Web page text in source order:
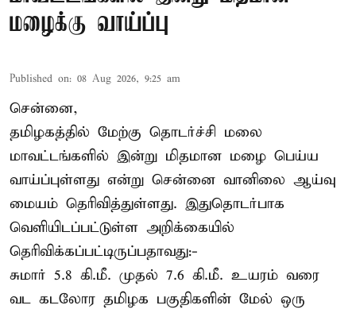
மழைக்கு வாய்ப்பு
Published on: 08 Aug 2026, 9:25 am
சென்னை,
தமிழகத்தில் மேற்கு தொடர்ச்சி மலை
மாவட்டங்களில் இன்று மிதமான மழை பெய்ய
வாய்ப்புள்ளது என்று சென்னை வானிலை ஆய்வு
மையம் தெரிவித்துள்ளது. இதுதொடர்பாக
வெளியிடப்பட்டுள்ள அறிக்கையில்
தெரிவிக்கப்பட்டிருப்பதாவது:-
சுமார் 5.8 கி.மீ. முதல் 7.6 கி.மீ. உயரம் வரை
வட கடலோர தமிழக பகுதிகளின் மேல் ஒரு